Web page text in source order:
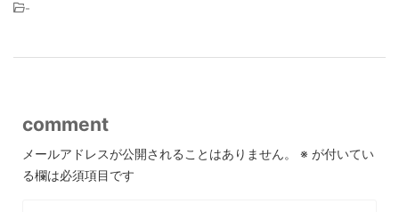
-
comment
メールアドレスが公開されることはありません。 ※ が付いてい
る欄は必須項目です